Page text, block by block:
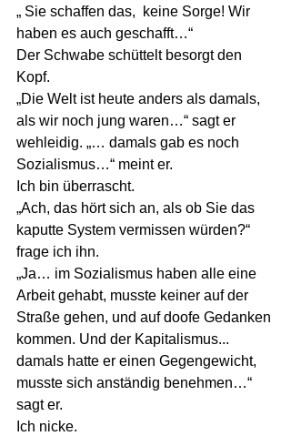
„ Sie schaffen das,  keine Sorge! Wir
haben es auch geschafft…“
Der Schwabe schüttelt besorgt den
Kopf.
„Die Welt ist heute anders als damals,
als wir noch jung waren…“ sagt er
wehleidig. „… damals gab es noch
Sozialismus…“ meint er.
Ich bin überrascht.
„Ach, das hört sich an, als ob Sie das
kaputte System vermissen würden?“
frage ich ihn.
„Ja… im Sozialismus haben alle eine
Arbeit gehabt, musste keiner auf der
Straße gehen, und auf doofe Gedanken
kommen. Und der Kapitalismus...
damals hatte er einen Gegengewicht,
musste sich anständig benehmen…“
sagt er.
Ich nicke.